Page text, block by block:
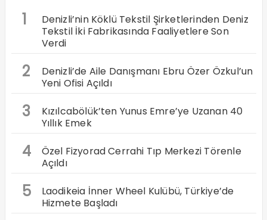
1
Denizli’nin Köklü Tekstil Şirketlerinden Deniz
Tekstil İki Fabrikasında Faaliyetlere Son
Verdi
2
Denizli’de Aile Danışmanı Ebru Özer Özkul’un
Yeni Ofisi Açıldı
3
Kızılcabölük’ten Yunus Emre’ye Uzanan 40
Yıllık Emek
4
Özel Fizyorad Cerrahi Tıp Merkezi Törenle
Açıldı
5
Laodikeia İnner Wheel Kulübü, Türkiye’de
Hizmete Başladı